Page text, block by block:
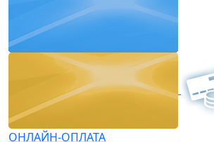
ОНЛАЙН-ОПЛАТА